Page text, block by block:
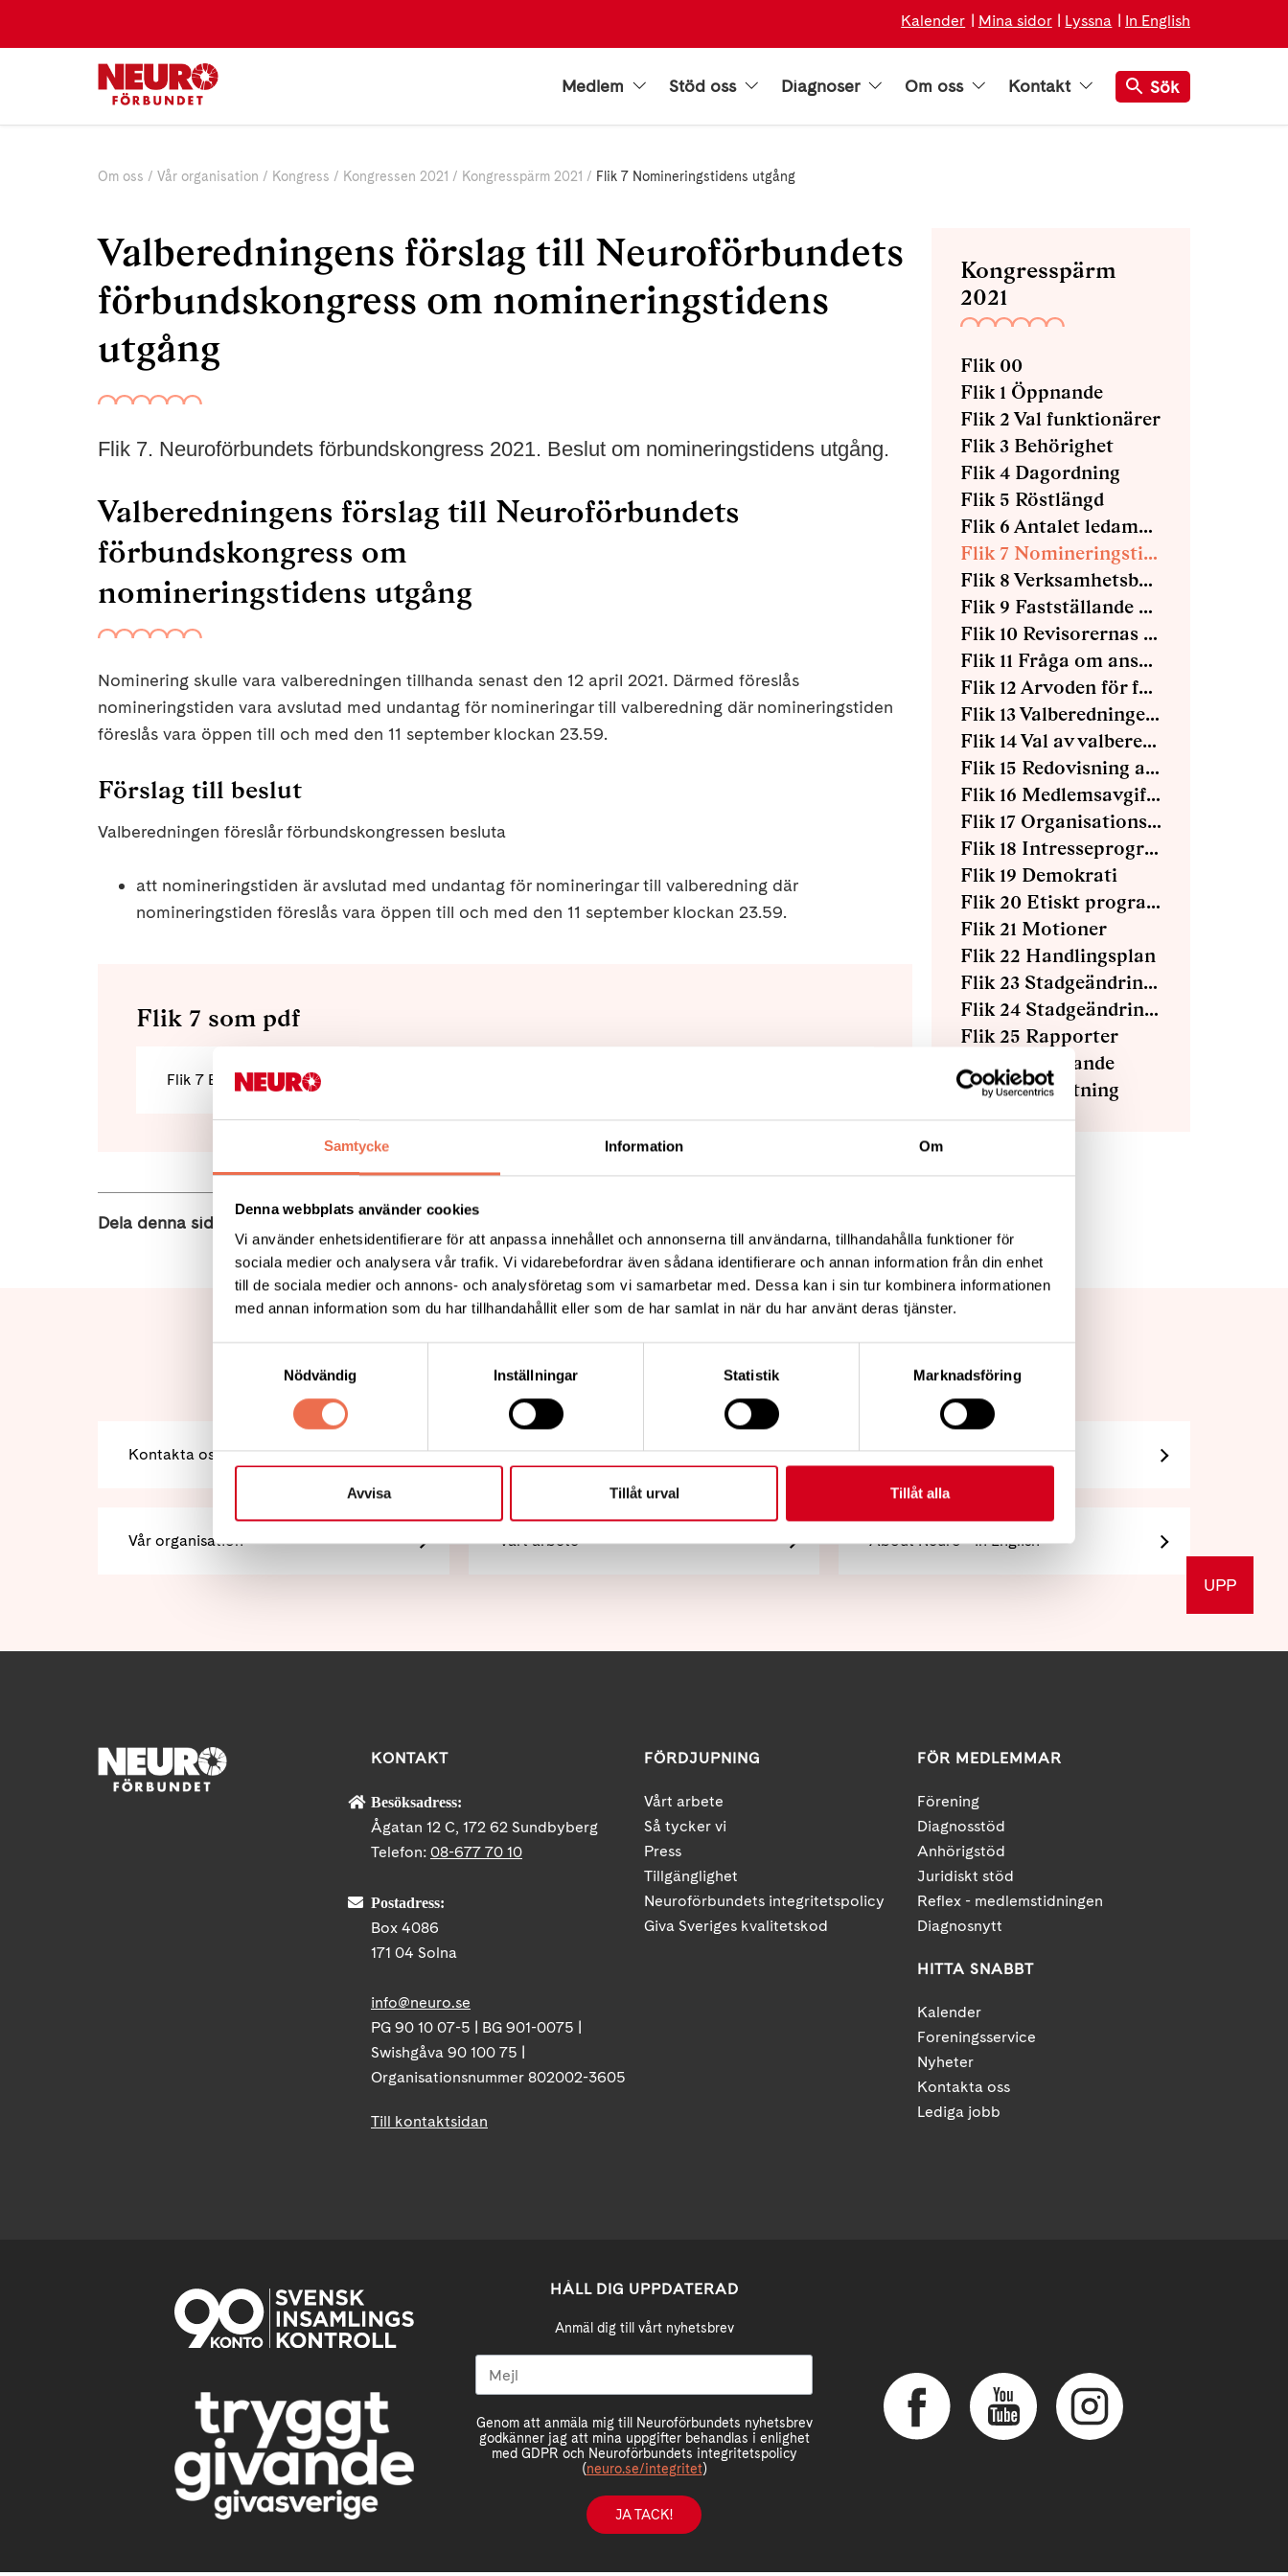
Samtycke Information Om
Denna webbplats använder cookies
Vi använder enhetsidentifierare för att anpassa innehållet och annonserna till användarna, tillhandahålla funktioner för
sociala medier och analysera vår trafik. Vi vidarebefordrar även sådana identifierare och annan information från din enhet
till de sociala medier och annons- och analysföretag som vi samarbetar med. Dessa kan i sin tur kombinera informationen
med annan information som du har tillhandahållit eller som de har samlat in när du har använt deras tjänster.
Nödvändig
Inställningar Statistik Marknadsföring
Avvisa Tillåt urval Tillåt alla
Kalender Mina sidor Lyssna In English
Medlem Stöd oss Diagnoser Om oss Kontakt Sök
Om oss Vår organisation Kongress Kongressen 2021 Kongresspärm 2021 Flik 7 Nomineringstidens utgång
Valberedningens förslag till Neuroförbundets
förbundskongress om nomineringstidens
utgång
Flik 7. Neuroförbundets förbundskongress 2021. Beslut om nomineringstidens utgång.
Valberedningens förslag till Neuroförbundets
förbundskongress om
nomineringstidens utgång
Nominering skulle vara valberedningen tillhanda senast den 12 april 2021. Därmed föreslås
nomineringstiden vara avslutad med undantag för nomineringar till valberedning där nomineringstiden
föreslås vara öppen till och med den 11 september klockan 23.59.
Förslag till beslut
Valberedningen föreslår förbundskongressen besluta
att nomineringstiden är avslutad med undantag för nomineringar till valberedning där
nomineringstiden föreslås vara öppen till och med den 11 september klockan 23.59.
Flik 7 som pdf
Flik 7 Beslut nomineringstidens utgång Kongress 2021
Dela denna sida:
Kongresspärm
2021
Flik 00
Flik 1 Öppnande
Flik 2 Val funktionärer
Flik 3 Behörighet
Flik 4 Dagordning
Flik 5 Röstlängd
Flik 6 Antalet ledamöter och suppleanter i styrelsen
Flik 7 Nomineringstidens utgång
Flik 8 Verksamhetsberättelser
Flik 9 Fastställande av resultat och balans
Flik 10 Revisorernas berättelser
Flik 11 Fråga om ansvarsfrihet
Flik 12 Arvoden för förtroendevalda - förslag
Flik 13 Valberedningens förslag
Flik 14 Val av valberedning
Flik 15 Redovisning av bifallna motioner 2017
Flik 16 Medlemsavgifter
Flik 17 Organisationsöversyn
Flik 18 Intresseprogram
Flik 19 Demokrati
Flik 20 Etiskt program
Flik 21 Motioner
Flik 22 Handlingsplan
Flik 23 Stadgeändringar
Flik 24 Stadgeändringar stiftelser
Flik 25 Rapporter
Flik 26 Uttalande
Flik 27 Avslutning
Relaterade länkar
Kontakta oss Styrdokument Så tycker vi
Vår organisation Vårt arbete About Neuro - In English
UPP
KONTAKT
Besöksadress:
Ågatan 12 C, 172 62 Sundbyberg
Telefon: 08-677 70 10
Postadress:
Box 4086
171 04 Solna
info@neuro.se
PG 90 10 07-5 | BG 901-0075 |
Swishgåva 90 100 75 |
Organisationsnummer 802002-3605
Till kontaktsidan
FÖRDJUPNING
Vårt arbete
Så tycker vi
Press
Tillgänglighet
Neuroförbundets integritetspolicy
Giva Sveriges kvalitetskod
FÖR MEDLEMMAR
Förening
Diagnosstöd
Anhörigstöd
Juridiskt stöd
Reflex - medlemstidningen
Diagnosnytt
HITTA SNABBT
Kalender
Foreningsservice
Nyheter
Kontakta oss
Lediga jobb
HÅLL DIG UPPDATERAD
Anmäl dig till vårt nyhetsbrev
Genom att anmäla mig till Neuroförbundets nyhetsbrev
godkänner jag att mina uppgifter behandlas i enlighet
med GDPR och Neuroförbundets integritetspolicy
(neuro.se/integritet)
JA TACK!